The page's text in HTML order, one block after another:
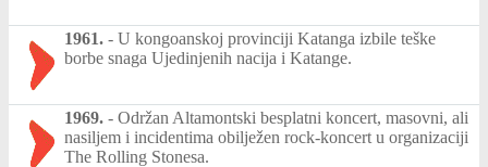
1961. - U kongoanskoj provinciji Katanga izbile teške
borbe snaga Ujedinjenih nacija i Katange.
1969. - Održan Altamontski besplatni koncert, masovni, ali
nasiljem i incidentima obilježen rock-koncert u organizaciji
The Rolling Stonesa.